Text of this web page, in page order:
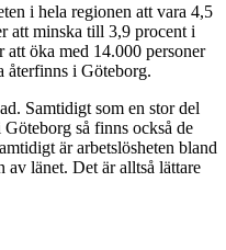
i hela regionen att vara 4,5
att minska till 3,9 procent i
att öka med 14.000 personer
återfinns i Göteborg.
Samtidigt som en stor del
så finns också de
är arbetslösheten bland
av länet. Det är alltså lättare